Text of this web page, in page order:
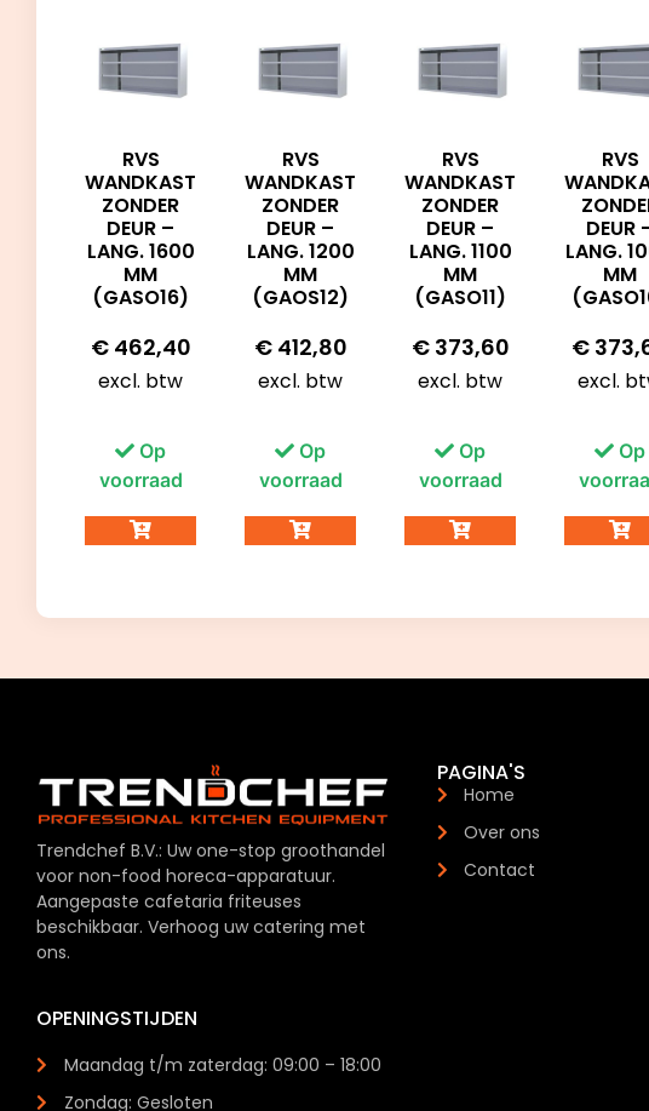
RVS
WANDKAST
ZONDER
DEUR –
LANG. 1600
MM
(GASO16)
€462,40
excl. btw
Op
voorraad
RVS
WANDKAST
ZONDER
DEUR –
LANG. 1200
MM
(GAOS12)
€412,80
excl. btw
Op
voorraad
RVS
WANDKAST
ZONDER
DEUR –
LANG. 1100
MM
(GASO11)
€373,60
excl. btw
Op
voorraad
RVS
DEUR
LANG.
MM
€
excl.
Op
Trendchef B.V.: Uw one-stop groothandel
voor non-food horeca-apparatuur.
Aangepaste cafetaria friteuses
beschikbaar. Verhoog uw catering met
ons.
OPENINGSTIJDEN
Maandag t/m zaterdag: 09:00 – 18:00
Zondag: Gesloten
PAGINA'S
Home
Over ons
Contact